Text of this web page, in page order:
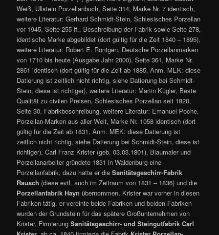
Weiß, Ullstein Porzellanbuch, Seite 314, Marke Nr. 7 identisch,
weitere Literatur: Gerhard Schmidt-Stein, Schlesisches Porzellan
vor 1945, Seite 255 ff., Beschreibung der Fabrik sowie Seite 278,
identische Marke abgebildet (dort gültig für die Zeit 1840 – 1895),
weitere Literatur: Robert E. Röntgen, Deutsche Porzellanmarken
von 1710 bis heute (Ausgabe Jahr 2000), Seite 361, Marke Nr.
2861 identisch (dort gültig für die Zeit ab 1885, Anm. MEK: diese
Datierung ist zeitlich nicht richtig, siehe Datierung bei Schmidt-
Stein, diese ist richtiger), weitere Literatur: Martin Kügler, Beste
Qualität zu civilen Preisen, Schlesisches Porzellan seit 1820,
Seite 30, Fabrikbeschreibung, weitere Literatur: Emanuel Poche,
Porzellan-Marken aus aller Welt, Marke Nr. 1058 identisch (dort
gültig für die Zeit ab 1831, Anm. MEK: diese Datierung ist
zeitlich nicht richtig, siehe Datierung bei Schmidt-Stein, diese ist
richtiger), Carl Franz Krister (geb. 03.03.1801), Blaumaler und
Porzellanarbeiter gründete 1831 in Waldenburg eine
Porzellanfabrik, dazu hatte er dieSanitätsgeschirr-Fabrik
Rausch (diese evtl. auch im Zeitraum von 1831 – 1836) und die
Porzellanfabrik Haynübernommen, Krister war vorher in diesen
Fabriken tätig, er vereinte beide Fabriken und beiden Fabriken
wurden der Grundstein für das spätere Großunternehmen von
Krister, FirmierungSanitätsgeschirr- und Steingutfabrik Carl